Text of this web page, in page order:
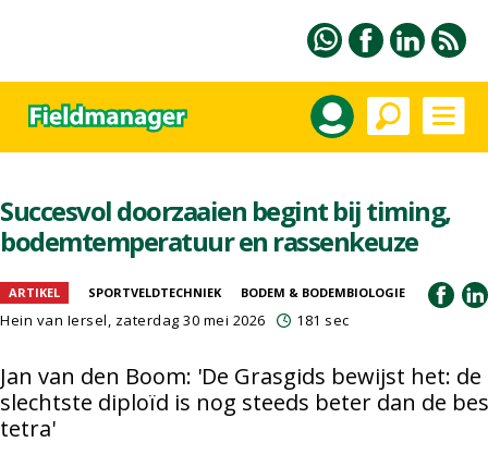
Succesvol doorzaaien begint bij timing,
bodemtemperatuur en rassenkeuze
ARTIKEL SPORTVELDTECHNIEK BODEM & BODEMBIOLOGIE
Hein van Iersel, zaterdag 30 mei 2026 181 sec
Jan van den Boom: 'De Grasgids bewijst het: de
slechtste diploïd is nog steeds beter dan de
tetra'